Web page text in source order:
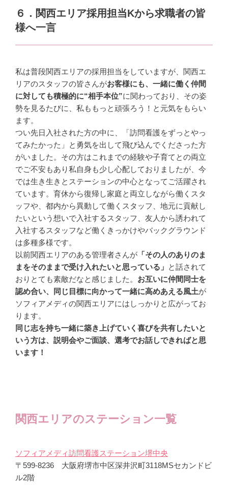
６．関西エリア採用担当Kから求職者の皆
様へ一言
私は普段関西エリアの採用担当をしていますが、関西エ
リアのスタッフの皆さんがお客様にも、一緒に働く仲間
に対しても積極的に“相手本位”に関わっており、その姿
勢を見るたびに、私ももっと頑張ろう！と元気をもらい
ます。
つい先日入社された方の中に、「訪問看護をずっとやっ
てみたかった」と勇気を出して飛び込んでくださった方
がいました。その方はこれまでの経験や子育てとの両立
でご不安もあり私自身も少し心配しておりましたが、今
では生き生きとステーションの中心となってご活躍され
ています。育休から復帰し家庭と両立しながら働くスタ
ッフや、都内から異動して働くスタッフ、地元に貢献し
たいという想いで入社するスタッフ、友人から誘われて
入社するスタッフなど働くきっかけやバックグラウンド
は多種多様です。
以前関西エリアのある管理者さんが 「その人のありのま
まをそのままで受け入れたいと思っている」 と話されて
おりとても素敵だなと感じました。 お互いに仲間同士を
認め合い、同じ目標に向かって一緒に高めあえる風土が
ソフィアメディの関西エリアにはしっかりと広がってお
ります。
同じ志を持ち一緒に築き上げていく喜びを共有したいと
いう方は、説明会やご面談、選考でお話しできればと思
います！
関西エリアのステーション一覧
ソフィアメディ訪問看護ステーション堺中央
〒599-8236 大阪府堺市中区深井沢町3118MSセカンドビ
ル2階